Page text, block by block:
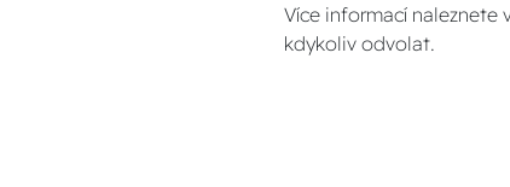
Více informací naleznete
kdykoliv odvolat.